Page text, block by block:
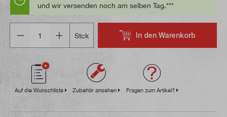
und wir versenden noch am selben Tag.***
Stck
In den Warenkorb
Auf die Wunschliste Zubehör ansehen Fragen zum Artikel?